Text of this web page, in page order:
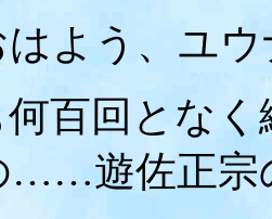
よう、ユ
百回となく
……遊佐正宗